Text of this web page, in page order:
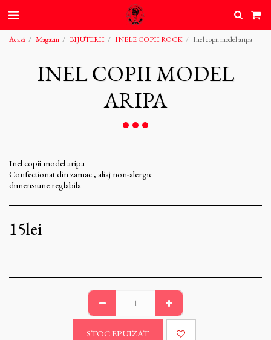
Acasă Magazin BIJUTERII INELE COPII ROCK Inel copii model aripa
INEL COPII MODEL
ARIPA
Inel copii model aripa
Confectionat din zamac , aliaj non-alergic
dimensiune reglabila
15lei
STOC EPUIZAT